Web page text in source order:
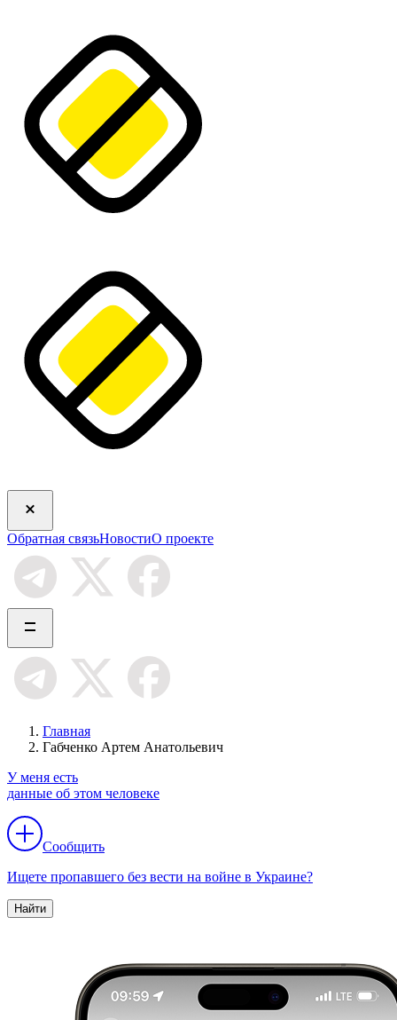
Обратная связьНовостиО проекте
Главная
Габченко Артем Анатольевич
У меня есть
данные об этом человеке
Сообщить
Ищете пропавшего без вести на войне в Украине?
Найти